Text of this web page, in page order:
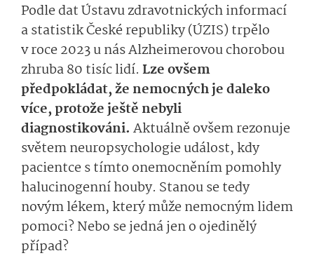
Podle dat Ústavu zdravotnických informací
a statistik České republiky (ÚZIS) trpělo
v roce 2023 u nás Alzheimerovou chorobou
zhruba 80 tisíc lidí. Lze ovšem
předpokládat, že nemocných je daleko
více, protože ještě nebyli
diagnostikováni. Aktuálně ovšem rezonuje
světem neuropsychologie událost, kdy
pacientce s tímto onemocněním pomohly
halucinogenní houby. Stanou se tedy
novým lékem, který může nemocným lidem
pomoci? Nebo se jedná jen o ojedinělý
případ?